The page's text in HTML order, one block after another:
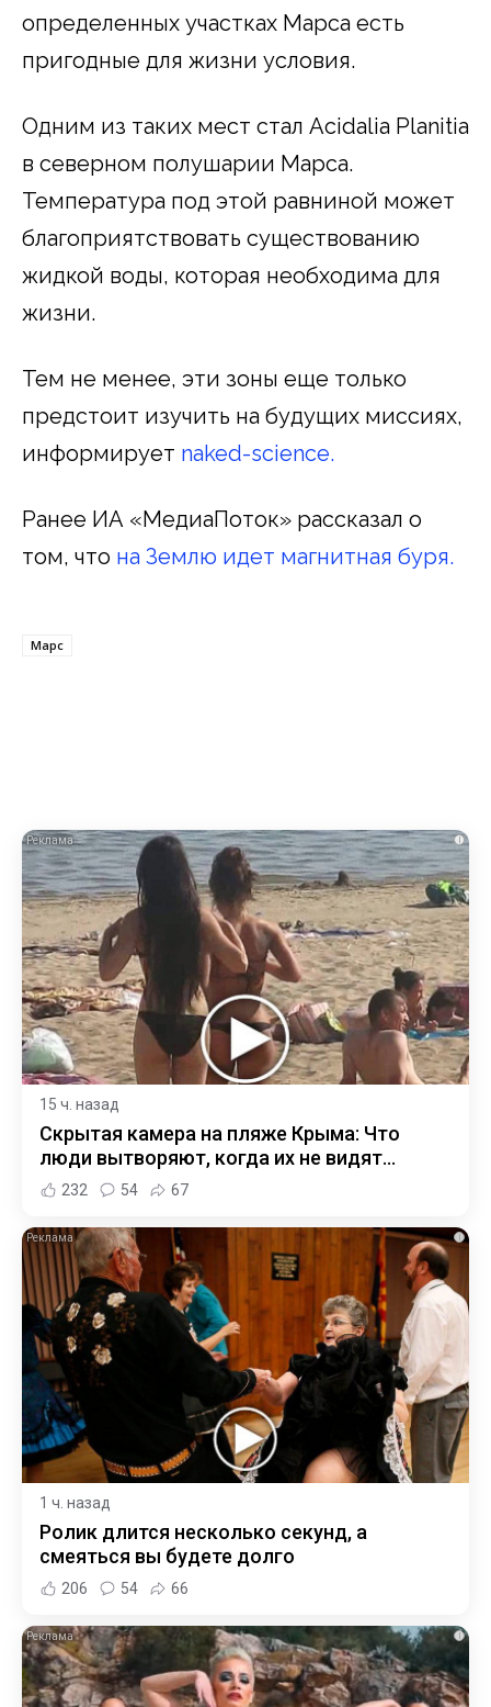
определенных участках Марса есть
пригодные для жизни условия.
Одним из таких мест стал Acidalia Planitia
в северном полушарии Марса.
Температура под этой равниной может
благоприятствовать существованию
жидкой воды, которая необходима для
жизни.
Тем не менее, эти зоны еще только
предстоит изучить на будущих миссиях,
информирует naked-science.
Ранее ИА «МедиаПоток» рассказал о
том, что на Землю идет магнитная буря.
Марс
i
15 ч. назад
Скрытая камера на пляже Крыма: Что
люди вытворяют, когда их не видят...
232 54 67
i
1 ч. назад
Ролик длится несколько секунд, а
смеяться вы будете долго
206 54 66
i